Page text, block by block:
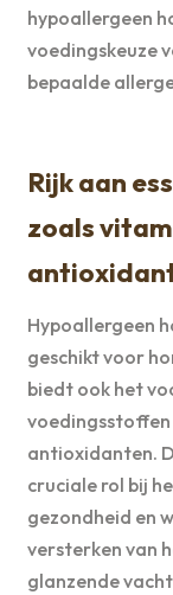
hypoallergeen
voedingskeuze
bepaalde
Rijk aan
zoals
Hypoallergeen
geschikt voor
biedt ook het
voedingsstoffen
antioxidanten.
cruciale rol bij
gezondheid en
versterken van
glanzende